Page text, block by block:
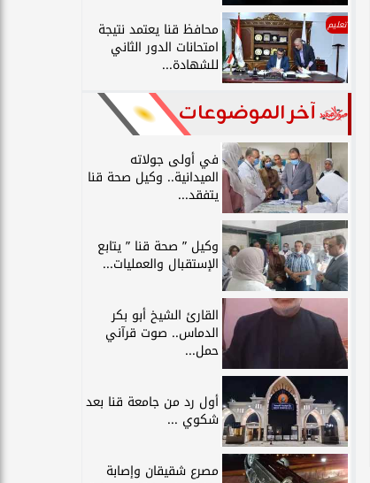
تعليم محافظ قنا يعتمد نتيجة
امتحانات الدور الثاني
للشهادة...
آخر الموضوعات
في أولى جولاته
الميدانية.. وكيل صحة قنا
يتفقد...
وكيل ” صحة قنا ” يتابع
الإستقبال والعمليات...
القارئ الشيخ أبو بكر
الدماس.. صوت قرآني
حمل...
أول رد من جامعة قنا بعد
شكوي ...
مصرع شقيقان وإصابة